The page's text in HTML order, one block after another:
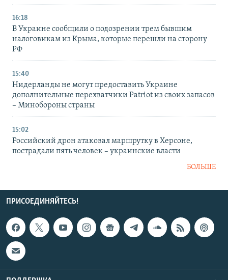
16:18
В Украине сообщили о подозрении трем бывшим
налоговикам из Крыма, которые перешли на сторону
РФ
15:40
Нидерланды не могут предоставить Украине
дополнительные перехватчики Patriot из своих запасов
– Минобороны страны
15:02
Российский дрон атаковал маршрутку в Херсоне,
пострадали пять человек – украинские власти
БОЛЬШЕ
ПРИСОЕДИНЯЙТЕСЬ!